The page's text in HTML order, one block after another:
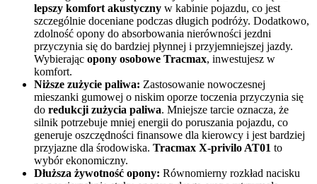
lepszy komfort akustyczny w kabinie pojazdu, co jest
szczególnie doceniane podczas długich podróży. Dodatkowo,
zdolność opony do absorbowania nierówności jezdni
przyczynia się do bardziej płynnej i przyjemniejszej jazdy.
Wybierając opony osobowe Tracmax, inwestujesz w
komfort.
Niższe zużycie paliwa: Zastosowanie nowoczesnej
mieszanki gumowej o niskim oporze toczenia przyczynia się
do redukcji zużycia paliwa. Mniejsze tarcie oznacza, że
silnik potrzebuje mniej energii do poruszania pojazdu, co
generuje oszczędności finansowe dla kierowcy i jest bardziej
przyjazne dla środowiska. Tracmax X-privilo AT01 to
wybór ekonomiczny.
Dłuższa żywotność opony: Równomierny rozkład nacisku